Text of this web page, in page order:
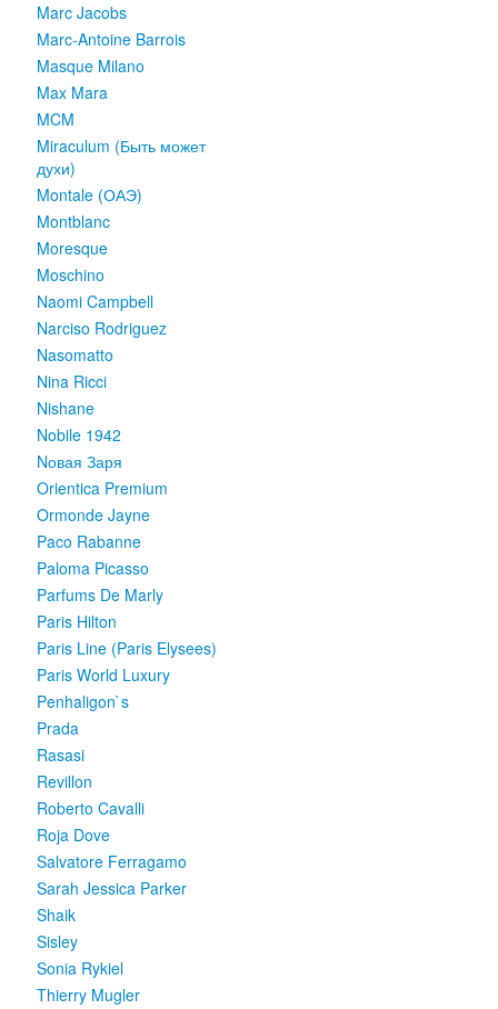
Marc Jacobs
Marc-Antoine Barrois
Masque Milano
Max Mara
MCM
Miraculum (Быть может
духи)
Montale (ОАЭ)
Montblanc
Moresque
Moschino
Naomi Campbell
Narciso Rodriguez
Nasomatto
Nina Ricci
Nishane
Nobile 1942
Nовая Заря
Orientica Premium
Ormonde Jayne
Paco Rabanne
Paloma Picasso
Parfums De Marly
Paris Hilton
Paris Line (Paris Elysees)
Paris World Luxury
Penhaligon`s
Prada
Rasasi
Revillon
Roberto Cavalli
Roja Dove
Salvatore Ferragamo
Sarah Jessica Parker
Shaik
Sisley
Sonia Rykiel
Thierry Mugler